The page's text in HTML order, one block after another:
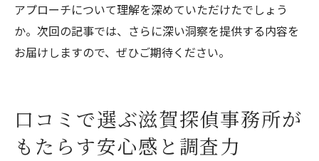
アプローチについて理解を深めていただけたでしょう
か。次回の記事では、さらに深い洞察を提供する内容を
お届けしますので、ぜひご期待ください。
口コミで選ぶ滋賀探偵事務所が
もたらす安心感と調査力